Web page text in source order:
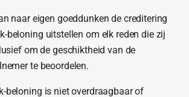
naar eigen goeddunken de creditering
beloning uitstellen om elk reden die zij
om de geschiktheid van de
te beoordelen.
beloning is niet overdraagbaar of